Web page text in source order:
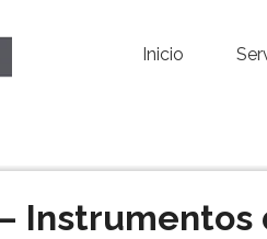
Inicio
Instrumentos